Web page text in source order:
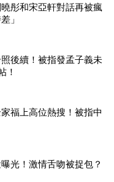
彤和宋亞軒對話再被瘋
」
後續！被指發孟子義未
！
福上高位熱搜！被指中
光！激情舌吻被捉包？